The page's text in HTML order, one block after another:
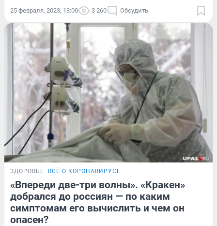
25 февраля, 2023, 13:00 3 260 Обсудить
ЗДОРОВЬЕ ВСЁ О КОРОНАВИРУСЕ
«Впереди две-три волны». «Кракен»
добрался до россиян — по каким
симптомам его вычислить и чем он
опасен?